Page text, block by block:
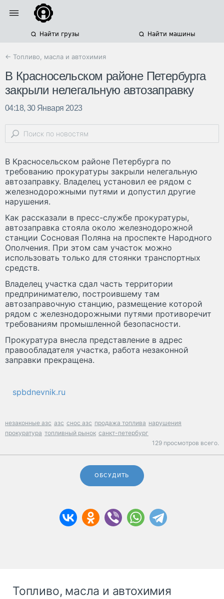
Найти грузы Найти машины
← Топливо, масла и автохимия
В Красносельском районе Петербурга
закрыли нелегальную автозаправку
04:18, 30 Января 2023
В Красносельском районе Петербурга по
требованию прокуратуры закрыли нелегальную
автозаправку. Владелец установил ее рядом с
железнодорожными путями и допустил другие
нарушения.
Как рассказали в пресс-службе прокуратуры,
автозаправка стояла около железнодорожной
станции Сосновая Поляна на проспекте Народного
Ополчения. При этом сам участок можно
использовать только для стоянки транспортных
средств.
Владелец участка сдал часть территории
предпринимателю, построившему там
автозаправочную станцию, размещение которой
рядом с железнодорожными путями противоречит
требованиям промышленной безопасности.
Прокуратура внесла представление в адрес
правообладателя участка, работа незаконной
заправки прекращена.
spbdnevnik.ru
незаконные азс азс снос азс продажа топлива нарушения
прокуратура топливный рынок санкт-петербург
129 просмотров всего.
ОБСУДИТЬ
Топливо, масла и автохимия